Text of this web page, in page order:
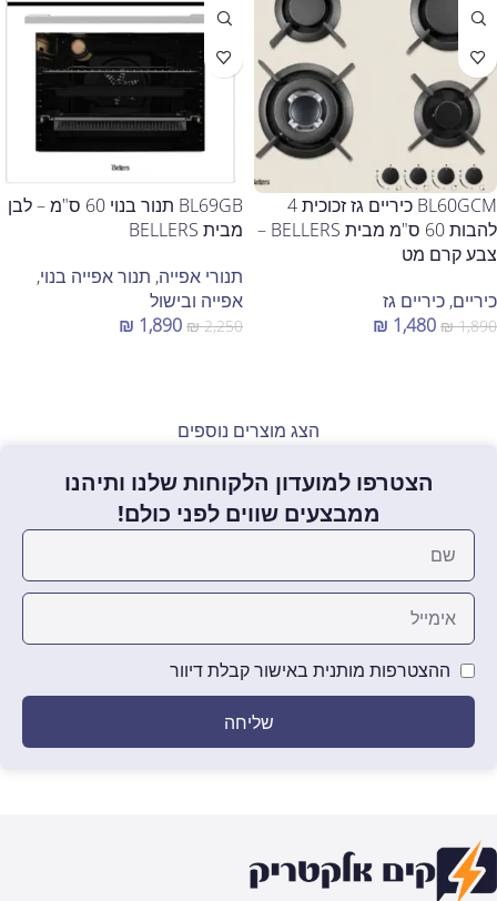
BL60GCM כיריים גז זכוכית 4
להבות 60 ס"מ מבית BELLERS –
צבע קרם מט
כיריים, כיריים גז
₪1,890
₪ 1,480
BL69GB תנור בנוי 60 ס"מ – לבן
מבית BELLERS
תנורי אפייה, תנור אפייה בנוי,
אפייה ובישול
₪2,250
₪ 1,890
הצג מוצרים נוספים
הצטרפו למועדון הלקוחות שלנו ותיהנו
ממבצעים שווים לפני כולם!
ההצטרפות מותנית באישור קבלת דיוור
שליחה